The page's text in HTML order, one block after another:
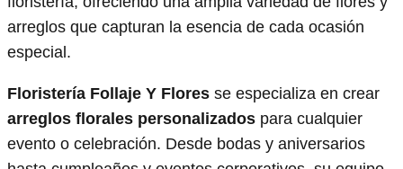
arreglos que capturan la esencia de cada ocasión
especial.
Floristería Follaje Y Flores se especializa en crear
arreglos florales personalizados para cualquier
evento o celebración. Desde bodas y aniversarios